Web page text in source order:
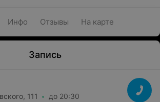
Инфо Отзывы На карте
Запись
111 до 20:30